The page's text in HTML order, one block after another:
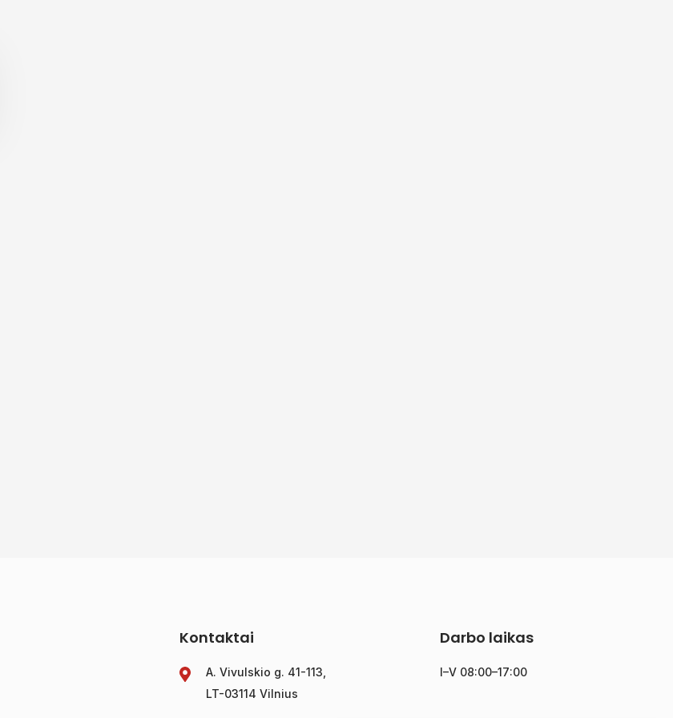
Kontaktai
A. Vivulskio g. 41-113,
LT-03114 Vilnius
Darbo laikas
I–V 08:00–17:00